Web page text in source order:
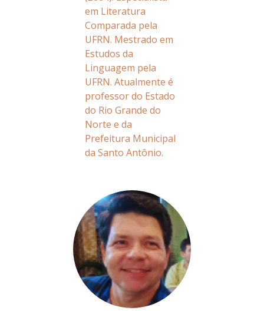
em Literatura
Comparada pela
UFRN. Mestrado em
Estudos da
Linguagem pela
UFRN. Atualmente é
professor do Estado
do Rio Grande do
Norte e da
Prefeitura Municipal
da Santo Antônio.